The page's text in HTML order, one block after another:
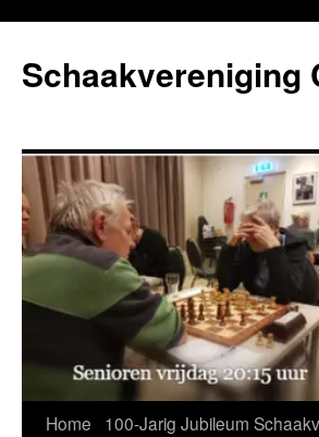
de
inhoud
Schaakvereniging
Home
100-Jarig Jubileum